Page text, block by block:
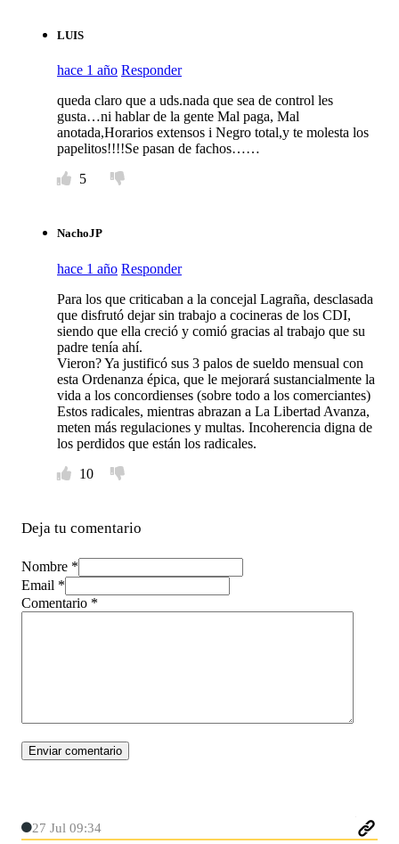
LUIS
hace 1 año Responder
queda claro que a uds.nada que sea de control les
gusta…ni hablar de la gente Mal paga, Mal
anotada,Horarios extensos i Negro total,y te molesta los
papelitos!!!!Se pasan de fachos……
5
NachoJP
hace 1 año Responder
Para los que criticaban a la concejal Lagraña, desclasada
que disfrutó dejar sin trabajo a cocineras de los CDI,
siendo que ella creció y comió gracias al trabajo que su
padre tenía ahí.
Vieron? Ya justificó sus 3 palos de sueldo mensual con
esta Ordenanza épica, que le mejorará sustancialmente la
vida a los concordienses (sobre todo a los comerciantes)
Estos radicales, mientras abrazan a La Libertad Avanza,
meten más regulaciones y multas. Incoherencia digna de
los perdidos que están los radicales.
10
Deja tu comentario
Nombre *
Email *
Comentario *
27 Jul 09:34